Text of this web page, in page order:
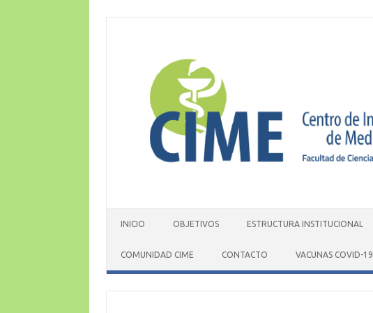
INICIO OBJETIVOS ESTRUCTURA INSTITUCIONAL
COMUNIDAD CIME CONTACTO VACUNAS COVID-19